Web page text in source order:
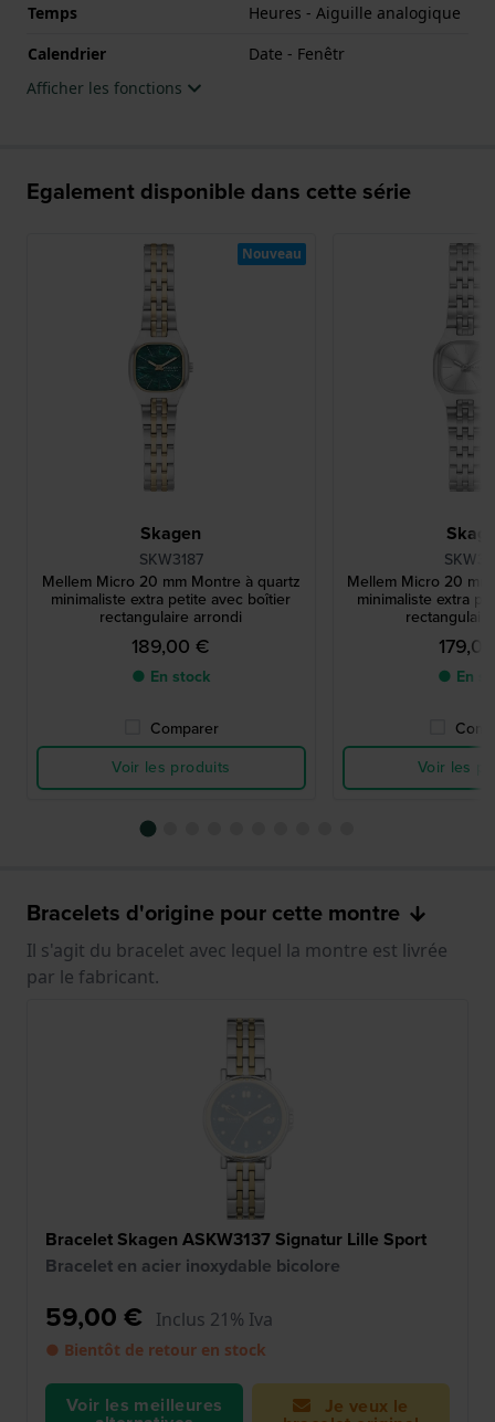
Temps
Heures - Aiguille analogique
Calendrier
Date - Fenêtr
Afficher les fonctions
Egalement disponible dans cette série
Skagen
SKW3187
Mellem Micro 20 mm Montre à quartz
minimaliste extra petite avec boîtier
rectangulaire arrondi
189,00 €
● En stock
Comparer
Voir les produits
Nouveau
Mellem Micro 20
minimaliste extra
● En
Voir les
Bracelets d'origine pour cette montre
Il s'agit du bracelet avec lequel la montre est livrée
par le fabricant.
Bracelet Skagen ASKW3137 Signatur Lille Sport
Bracelet en acier inoxydable bicolore
59,00 € Inclus 21% Iva
● Bientôt de retour en stock
Voir les meilleures Je veux le